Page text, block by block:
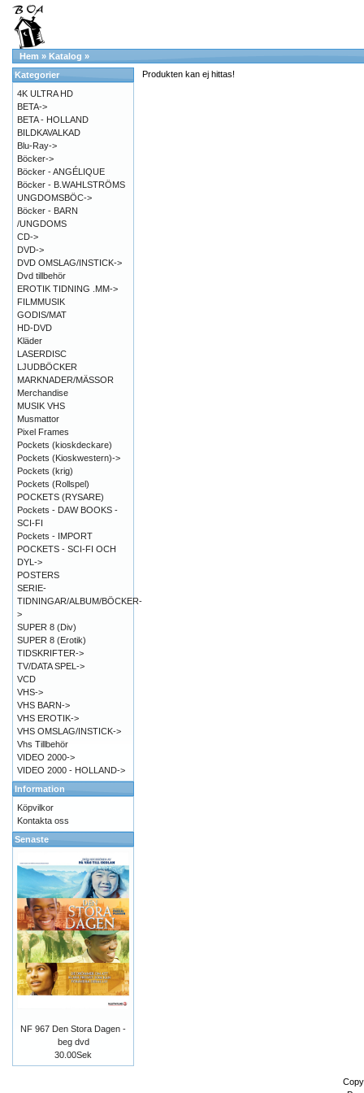
Hem » Katalog »
Produkten kan ej hittas!
Kategorier
4K ULTRA HD
BETA->
BETA - HOLLAND
BILDKAVALKAD
Blu-Ray->
Böcker->
Böcker - ANGÉLIQUE
Böcker - B.WAHLSTRÖMS
UNGDOMSBÖC->
Böcker - BARN
/UNGDOMS
CD->
DVD->
DVD OMSLAG/INSTICK->
Dvd tillbehör
EROTIK TIDNING .MM->
FILMMUSIK
GODIS/MAT
HD-DVD
Kläder
LASERDISC
LJUDBÖCKER
MARKNADER/MÄSSOR
Merchandise
MUSIK VHS
Musmattor
Pixel Frames
Pockets (kioskdeckare)
Pockets (Kioskwestern)->
Pockets (krig)
Pockets (Rollspel)
POCKETS (RYSARE)
Pockets - DAW BOOKS -
SCI-FI
Pockets - IMPORT
POCKETS - SCI-FI OCH
DYL->
POSTERS
SERIE-
TIDNINGAR/ALBUM/BÖCKER-
>
SUPER 8 (Div)
SUPER 8 (Erotik)
TIDSKRIFTER->
TV/DATA SPEL->
VCD
VHS->
VHS BARN->
VHS EROTIK->
VHS OMSLAG/INSTICK->
Vhs Tillbehör
VIDEO 2000->
VIDEO 2000 - HOLLAND->
Information
Köpvilkor
Kontakta oss
Senaste
NF 967 Den Stora Dagen -
beg dvd
30.00Sek